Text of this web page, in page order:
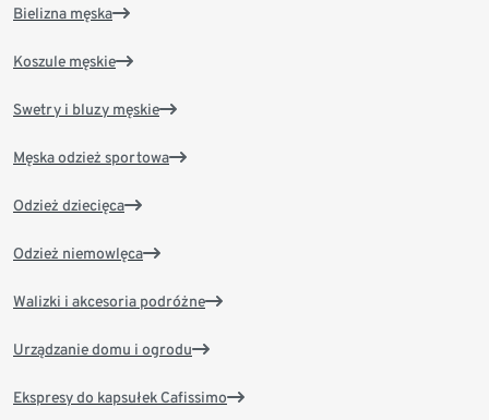
Bielizna męska
Koszule męskie
Swetry i bluzy męskie
Męska odzież sportowa
Odzież dziecięca
Odzież niemowlęca
Walizki i akcesoria podróżne
Urządzanie domu i ogrodu
Ekspresy do kapsułek Cafissimo